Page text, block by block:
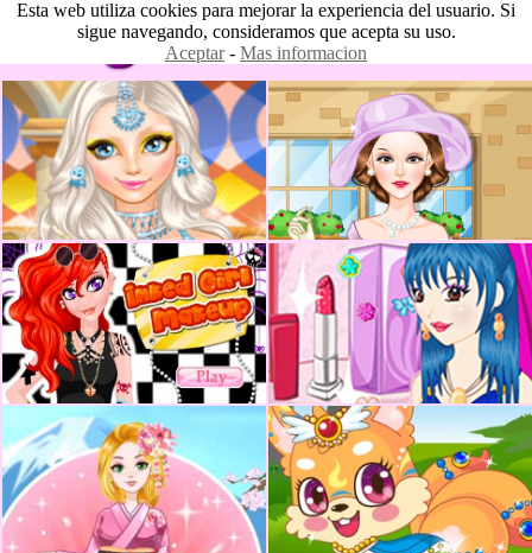
Esta web utiliza cookies para mejorar la experiencia del usuario. Si
sigue navegando, consideramos que acepta su uso.
Aceptar- Mas informacion